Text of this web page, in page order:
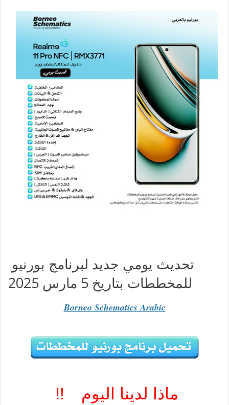
للمخططات بتاريخ 5 مارس 2025
Borneo Schematics Arabic
!! ماذا لدينا اليوم